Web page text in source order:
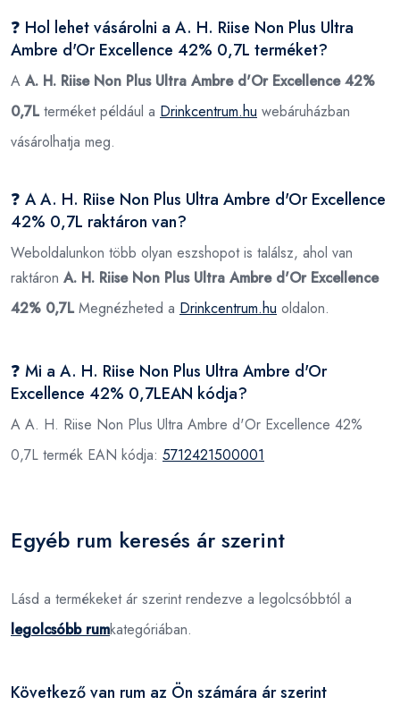
❓ Hol lehet vásárolni a A. H. Riise Non Plus Ultra
Ambre d'Or Excellence 42% 0,7L terméket?
A A. H. Riise Non Plus Ultra Ambre d'Or Excellence 42%
0,7Lterméket például a Drinkcentrum.hu webáruházban
vásárolhatja meg.
❓ A A. H. Riise Non Plus Ultra Ambre d'Or Excellence
42% 0,7L raktáron van?
Weboldalunkon több olyan eszshopot is találsz, ahol van
raktáron A. H. Riise Non Plus Ultra Ambre d'Or Excellence
42% 0,7LMegnézheted a Drinkcentrum.hu oldalon.
❓ Mi a A. H. Riise Non Plus Ultra Ambre d'Or
Excellence 42% 0,7LEAN kódja?
A A. H. Riise Non Plus Ultra Ambre d'Or Excellence 42%
0,7L termék EAN kódja: 5712421500001
Egyéb rum keresés ár szerint
Lásd a termékeket ár szerint rendezve a legolcsóbbtól a
legolcsóbb rumkategóriában.
Következő van rum az Ön számára ár szerint